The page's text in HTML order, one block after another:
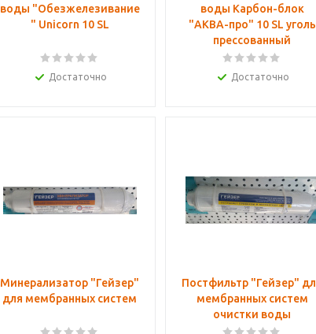
воды "Обезжелезивание
" Unicorn 10 SL
Достаточно
воды Карбон-блок
"АКВА-про" 10 SL уголь
прессованный
Достаточно
Минерализатор "Гейзер"
для мембранных систем
Постфильтр "Гейзер"
мембранных систем
очистки воды